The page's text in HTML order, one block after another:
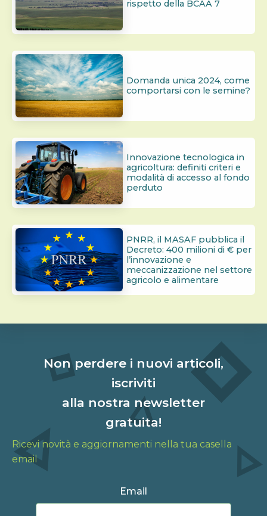
rispetto della BCAA 7
Domanda unica 2024, come
comportarsi con le semine?
Innovazione tecnologica in
agricoltura: definiti criteri e
modalità di accesso al fondo
perduto
PNRR, il MASAF pubblica il
Decreto: 400 milioni di € per
l’innovazione e
meccanizzazione nel settore
agricolo e alimentare
Non perdere i nuovi articoli,
iscriviti
alla nostra newsletter
gratuita!
Ricevi novità e aggiornamenti nella tua casella
email
Email